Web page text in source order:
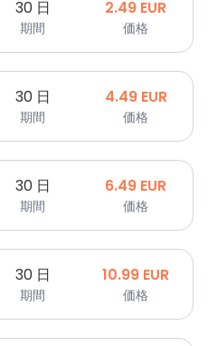
30 日
期間
2.49 EUR
価格
30 日
期間
4.49 EUR
価格
30 日
期間
6.49 EUR
価格
30 日
期間
10.99 EUR
価格